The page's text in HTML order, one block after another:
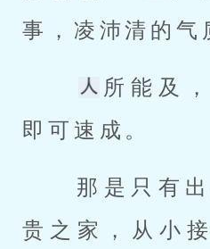
事，凌沛清的气
所能及
即可速成。
贵之家，从小